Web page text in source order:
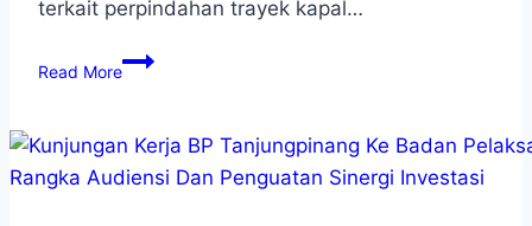
terkait perpindahan trayek kapal…
Read More